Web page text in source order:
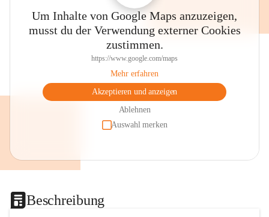
Um Inhalte von Google Maps anzuzeigen,
musst du der Verwendung externer Cookies
zustimmen.
https://www.google.com/maps
Mehr erfahren
Akzeptieren und anzeigen
Ablehnen
Auswahl merken
Beschreibung